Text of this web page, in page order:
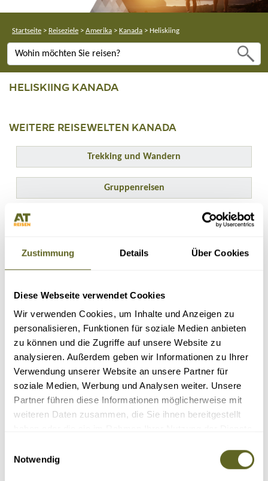
Zustimmung Details Über Cookies
Diese Webseite verwendet Cookies
Wir verwenden Cookies, um Inhalte und Anzeigen zu
personalisieren, Funktionen für soziale Medien anbieten
zu können und die Zugriffe auf unsere Website zu
analysieren. Außerdem geben wir Informationen zu Ihrer
Verwendung unserer Website an unsere Partner für
soziale Medien, Werbung und Analysen weiter. Unsere
Partner führen diese Informationen möglicherweise mit
weiteren Daten zusammen, die Sie ihnen bereitgestellt
Notwendig
Startseite > Reiseziele > Amerika > Kanada > Heliskiing
HELISKIING KANADA
WEITERE REISEWELTEN KANADA
Trekking und Wandern
Gruppenreisen
Reisedauer Tage: